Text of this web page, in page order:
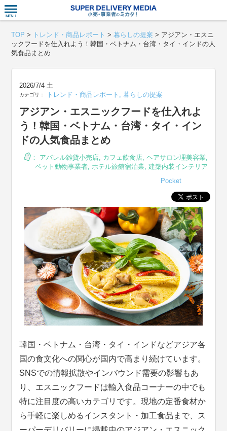
TOP > トレンド・商品レポート >暮らしの提案 > アジアン・エスニ
ックフードを仕入れよう！韓国・ベトナム・台湾・タイ・インドの人
気食品まとめ
2026/7/4 土
カテゴリ： トレンド・商品レポート ,暮らしの提案
アジアン・エスニックフードを仕入れよ
う！韓国・ベトナム・台湾・タイ・イン
ドの人気食品まとめ
： アパレル雑貨小売店, カフェ飲食店, ヘアサロン理美容業,
ペット動物事業者, ホテル旅館宿泊業, 建築内装インテリア
Pocket
韓国・ベトナム・台湾・タイ・インドなどアジア各
国の食文化への関心が国内で高まり続けています。
SNSでの情報拡散やインバウンド需要の影響もあ
り、エスニックフードは輸入食品コーナーの中でも
特に注目度の高いカテゴリです。現地の定番食材か
ら手軽に楽しめるインスタント・加工食品まで、ス